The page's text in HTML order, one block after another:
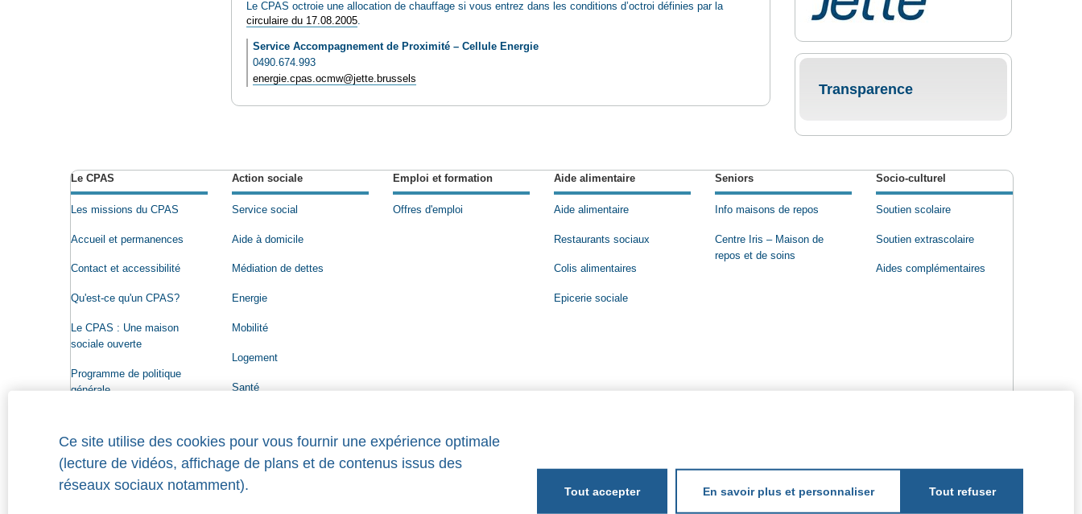
Le CPAS octroie une allocation de chauffage si vous entrez dans les conditions d’octroi définies par la
circulaire du 17.08.2005.
Service Accompagnement de Proximité – Cellule Energie
0490.674.993
energie.cpas.ocmw@jette.brussels
Ce site utilise des cookies pour vous fournir une expérience optimale
(lecture de vidéos, affichage de plans et de contenus issus des
réseaux sociaux notamment).
En savoir plus et personnaliser
Transparence
Le CPAS
Les missions du CPAS
Accueil et permanences
Contact et accessibilité
Qu'est-ce qu'un CPAS?
Le CPAS : Une maison
sociale ouverte
Programme de politique
générale
Organigramme
Offres d'emploi
Action sociale
Service social
Aide à domicile
Médiation de dettes
Energie
Mobilité
Logement
Santé
Emploi et formation
Offres d'emploi
Aide alimentaire
Aide alimentaire
Restaurants sociaux
Colis alimentaires
Epicerie sociale
Seniors
Info maisons de repos
Centre Iris – Maison de
repos et de soins
Socio-culturel
Soutien scolaire
Soutien extrascolaire
Aides complémentaires